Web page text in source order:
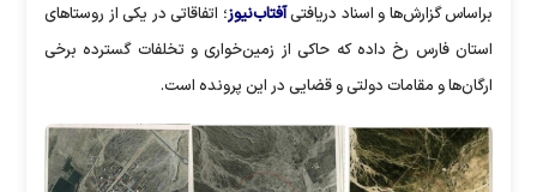
براساس گزارش‌ها و اسناد دریافتیآفتاب‌نیوز؛ اتفاقاتی در یکی از روستاهای
استان فارس رخ داده که حاکی از زمین‌خواری و تخلفات گسترده برخی
ارگان‌ها و مقامات دولتی و قضایی در این پرونده است.